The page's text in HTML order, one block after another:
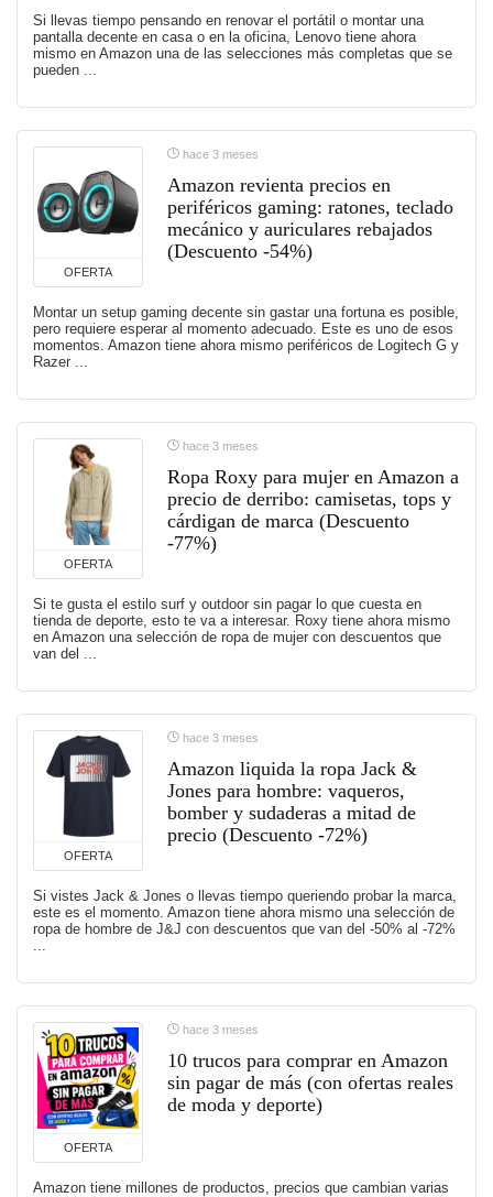
Si llevas tiempo pensando en renovar el portátil o montar una
pantalla decente en casa o en la oficina, Lenovo tiene ahora
mismo en Amazon una de las selecciones más completas que se
pueden ...
OFERTA
hace 3 meses
Amazon revienta precios en
periféricos gaming: ratones, teclado
mecánico y auriculares rebajados
(Descuento -54%)
Montar un setup gaming decente sin gastar una fortuna es posible,
pero requiere esperar al momento adecuado. Este es uno de esos
momentos. Amazon tiene ahora mismo periféricos de Logitech G y
Razer ...
OFERTA
hace 3 meses
Ropa Roxy para mujer en Amazon a
precio de derribo: camisetas, tops y
cárdigan de marca (Descuento
-77%)
Si te gusta el estilo surf y outdoor sin pagar lo que cuesta en
tienda de deporte, esto te va a interesar. Roxy tiene ahora mismo
en Amazon una selección de ropa de mujer con descuentos que
van del ...
OFERTA
hace 3 meses
Amazon liquida la ropa Jack &
Jones para hombre: vaqueros,
bomber y sudaderas a mitad de
precio (Descuento -72%)
Si vistes Jack & Jones o llevas tiempo queriendo probar la marca,
este es el momento. Amazon tiene ahora mismo una selección de
ropa de hombre de J&J con descuentos que van del -50% al -72%
...
OFERTA
hace 3 meses
10 trucos para comprar en Amazon
sin pagar de más (con ofertas reales
de moda y deporte)
Amazon tiene millones de productos, precios que cambian varias